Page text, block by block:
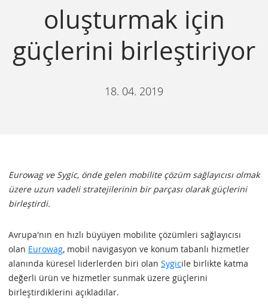
oluşturmak için
güçlerini birleştiriyor
18. 04. 2019
Eurowag ve Sygic, önde gelen mobilite çözüm sağlayıcısı olmak
üzere uzun vadeli stratejilerinin bir parçası olarak güçlerini
birleştirdi.
Avrupa'nın en hızlı büyüyen mobilite çözümleri sağlayıcısı
olan Eurowag, mobil navigasyon ve konum tabanlı hizmetler
alanında küresel liderlerden biri olan Sygicile birlikte katma
değerli ürün ve hizmetler sunmak üzere güçlerini
birleştirdiklerini açıkladılar.